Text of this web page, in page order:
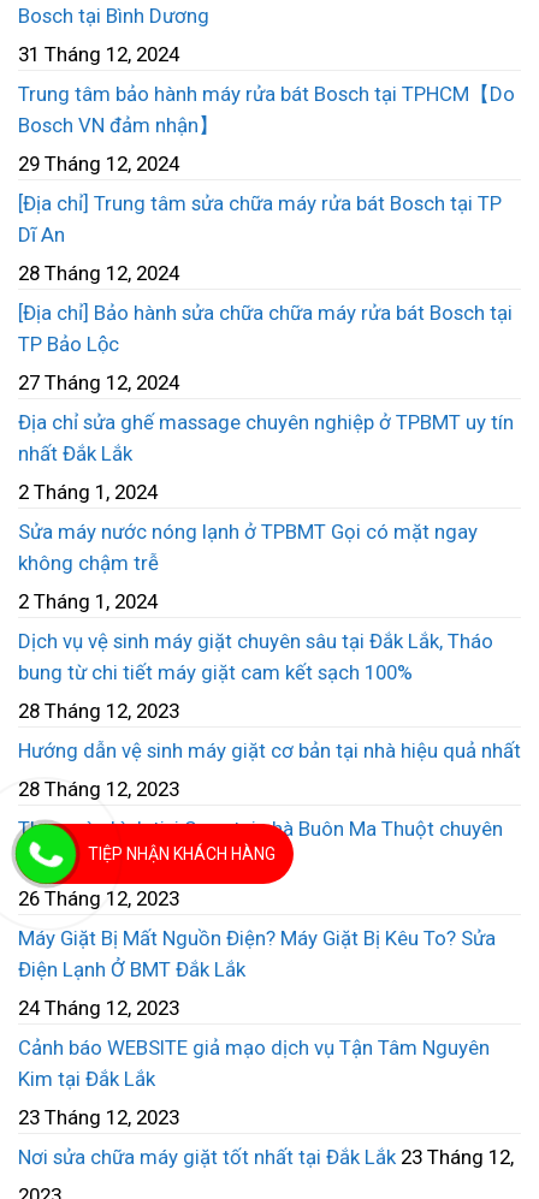
Bosch tại Bình Dương
31 Tháng 12, 2024
Trung tâm bảo hành máy rửa bát Bosch tại TPHCM【Do
Bosch VN đảm nhận】
29 Tháng 12, 2024
[Địa chỉ] Trung tâm sửa chữa máy rửa bát Bosch tại TP
Dĩ An
28 Tháng 12, 2024
[Địa chỉ] Bảo hành sửa chữa chữa máy rửa bát Bosch tại
TP Bảo Lộc
27 Tháng 12, 2024
Địa chỉ sửa ghế massage chuyên nghiệp ở TPBMT uy tín
nhất Đắk Lắk
2 Tháng 1, 2024
Sửa máy nước nóng lạnh ở TPBMT Gọi có mặt ngay
không chậm trễ
2 Tháng 1, 2024
Dịch vụ vệ sinh máy giặt chuyên sâu tại Đắk Lắk, Tháo
bung từ chi tiết máy giặt cam kết sạch 100%
28 Tháng 12, 2023
Hướng dẫn vệ sinh máy giặt cơ bản tại nhà hiệu quả nhất
28 Tháng 12, 2023
Thay màn hình tivi Sony tại nhà Buôn Ma Thuột chuyên
màn hình tivi giá rẻ
26 Tháng 12, 2023
Máy Giặt Bị Mất Nguồn Điện? Máy Giặt Bị Kêu To? Sửa
Điện Lạnh Ở BMT Đắk Lắk
24 Tháng 12, 2023
Cảnh báo WEBSITE giả mạo dịch vụ Tận Tâm Nguyên
Kim tại Đắk Lắk
23 Tháng 12, 2023
Nơi sửa chữa máy giặt tốt nhất tại Đắk Lắk 23 Tháng 12,
TIỆP NHẬN KHÁCH HÀNG